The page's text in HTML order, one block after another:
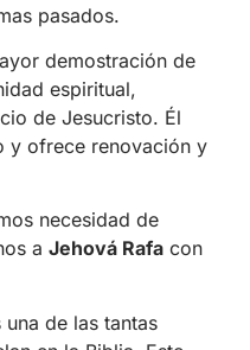
pasados.
demostración de
espiritual,
de Jesucristo. Él
y ofrece renovación y
necesidad de
a Jehová Rafa con
una de las tantas